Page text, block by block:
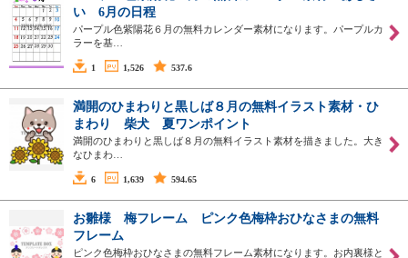
い 6月の日程
パープル色紫陽花６月の無料カレンダー素材になります。パープルカ
ラーを基…
1 1,526 537.6
満開のひまわりと黒しば８月の無料イラスト素材・ひ
まわり 柴犬 夏ワンポイント
満開のひまわりと黒しば８月の無料イラスト素材を描きました。大き
なひまわ…
6 1,639 594.65
お雛様 梅フレーム ピンク色梅枠おひなさまの無料
フレーム
ピンク色梅枠おひなさまの無料フレーム素材になります。お内裏様と